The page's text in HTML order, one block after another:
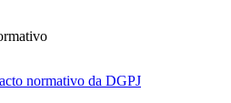
normativo da DGPJ